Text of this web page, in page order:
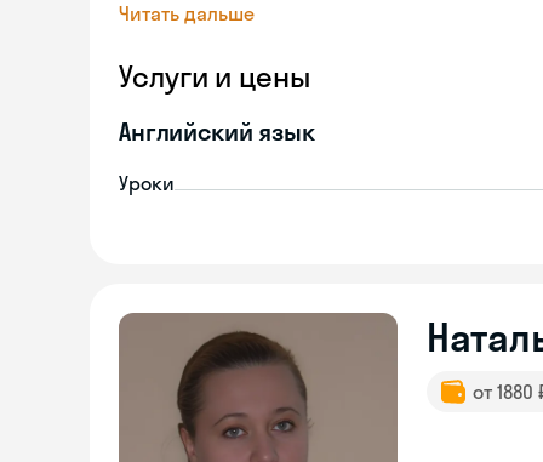
Читать дальше
Услуги и цены
Английский язык
Уроки
от